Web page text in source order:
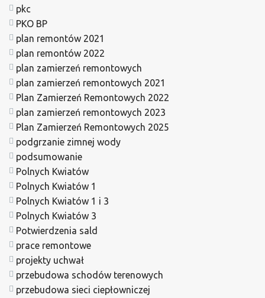
pkc
PKO BP
plan remontów 2021
plan remontów 2022
plan zamierzeń remontowych
plan zamierzeń remontowych 2021
Plan Zamierzeń Remontowych 2022
plan zamierzeń remontowych 2023
Plan Zamierzeń Remontowych 2025
podgrzanie zimnej wody
podsumowanie
Polnych Kwiatów
Polnych Kwiatów 1
Polnych Kwiatów 1 i 3
Polnych Kwiatów 3
Potwierdzenia sald
prace remontowe
projekty uchwał
przebudowa schodów terenowych
przebudowa sieci ciepłowniczej